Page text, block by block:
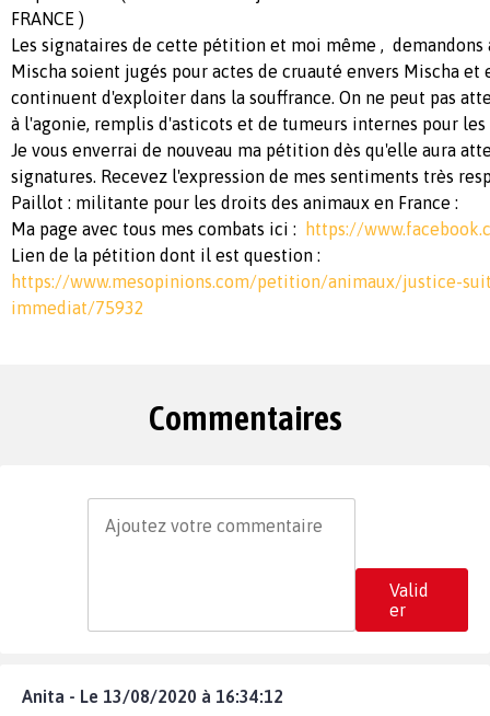
FRANCE )
Les signataires de cette pétition et moi même , demandons
Mischa soient jugés pour actes de cruauté envers Mischa et
continuent d'exploiter dans la souffrance. On ne peut pas
à l'agonie, remplis d'asticots et de tumeurs internes pour
Je vous enverrai de nouveau ma pétition dès qu'elle aura
signatures. Recevez l'expression de mes sentiments très
Paillot : militante pour les droits des animaux en France :
Ma page avec tous mes combats ici :
https://
Lien de la pétition dont il est question :
https://www.mesopinions.com/petition/animaux/justice-
immediat/75932
Commentaires
Valid
er
Anita - Le 13/08/2020 à 16:34:12